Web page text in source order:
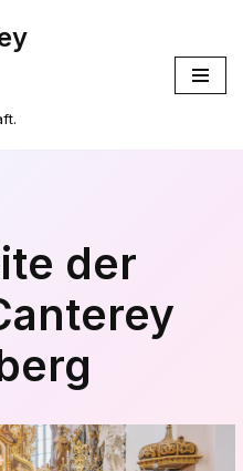
der